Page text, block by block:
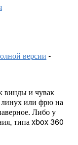
версии -
винды и чувак
линух или фрю на
Либо у
типа xbox 360